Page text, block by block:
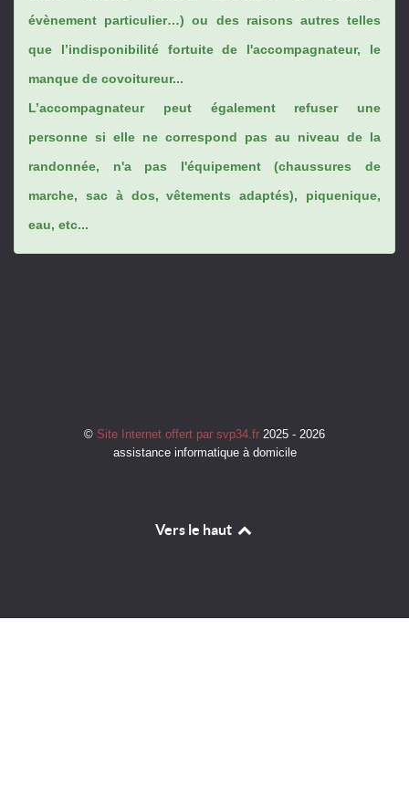
évènement particulier…) ou des raisons autres telles
que l’indisponibilité fortuite de l'accompagnateur, le
manque de covoitureur...
L’accompagnateur peut également refuser une
personne si elle ne correspond pas au niveau de la
randonnée, n'a pas l'équipement (chaussures de
marche, sac à dos, vêtements adaptés), piquenique,
eau, etc...
© Site Internet offert par svp34.fr 2025 - 2026
assistance informatique à domicile
Vers le haut